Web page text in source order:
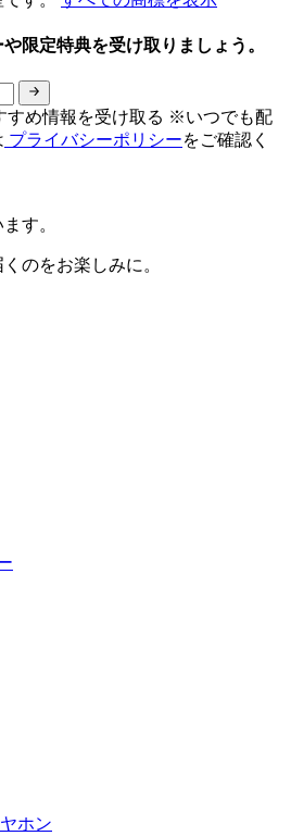
限定特典を受け取りましょう。
すめ情報を受け取る ※いつでも配
プライバシーポリシーをご確認く
す。
のをお楽しみに。
ホン